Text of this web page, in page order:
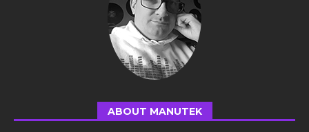
ABOUT MANUTEK